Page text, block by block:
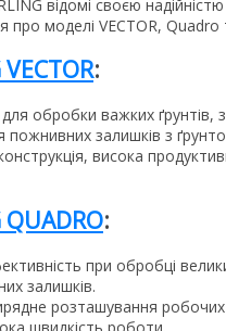
відомі своєю
про моделі VECTOR, Quadro
:
обробки важких ґрунтів,
пожнивних залишків з
висока
QUADRO:
при обробці
залишків.
розташування
швидкість роботи.